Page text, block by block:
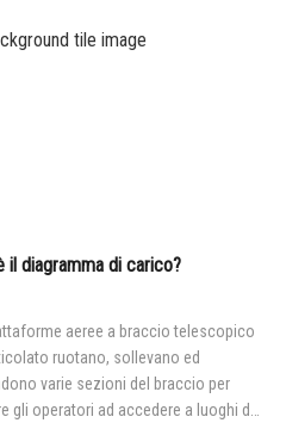
il diagramma di carico?
aeree a braccio telescopico
ruotano, sollevano ed
varie sezioni del braccio per
gli operatori ad accedere a luoghi di